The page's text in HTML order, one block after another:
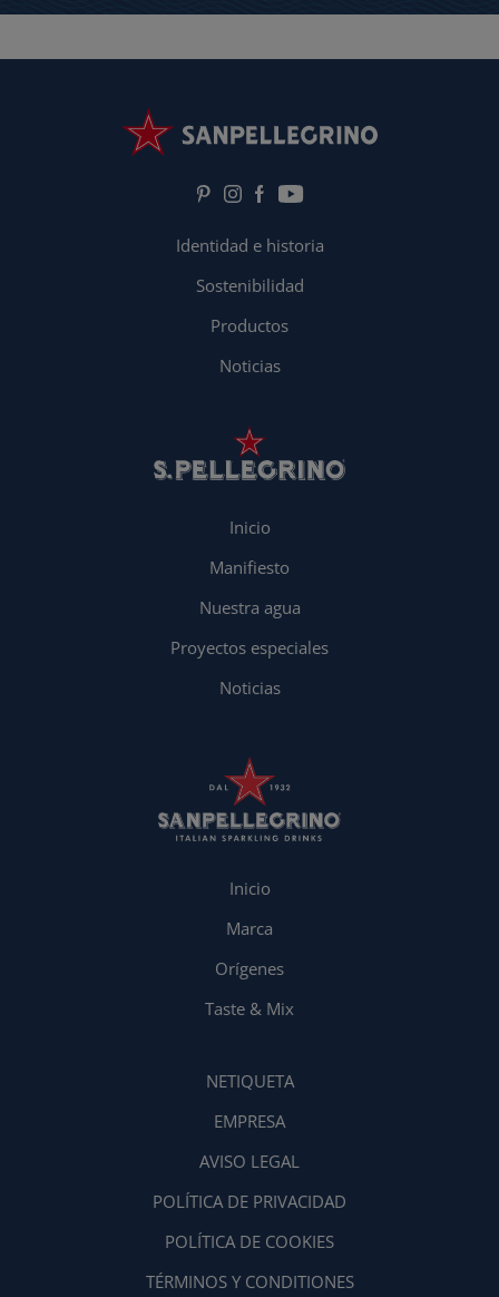
Identidad e historia
Sostenibilidad
Productos
Noticias
Inicio
Manifiesto
Nuestra agua
Proyectos especiales
Noticias
Inicio
Marca
Orígenes
Taste & Mix
NETIQUETA
EMPRESA
AVISO LEGAL
POLÍTICA DE PRIVACIDAD
POLÍTICA DE COOKIES
TÉRMINOS Y CONDITIONES